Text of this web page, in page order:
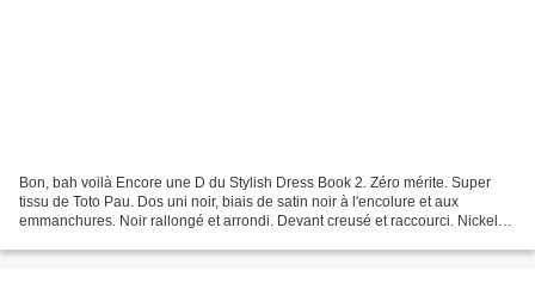
Bon, bah voilà Encore une D du Stylish Dress Book 2. Zéro mérite. Super
tissu de Toto Pau. Dos uni noir, biais de satin noir à l'encolure et aux
emmanchures. Noir rallongé et arrondi. Devant creusé et raccourci. Nickel